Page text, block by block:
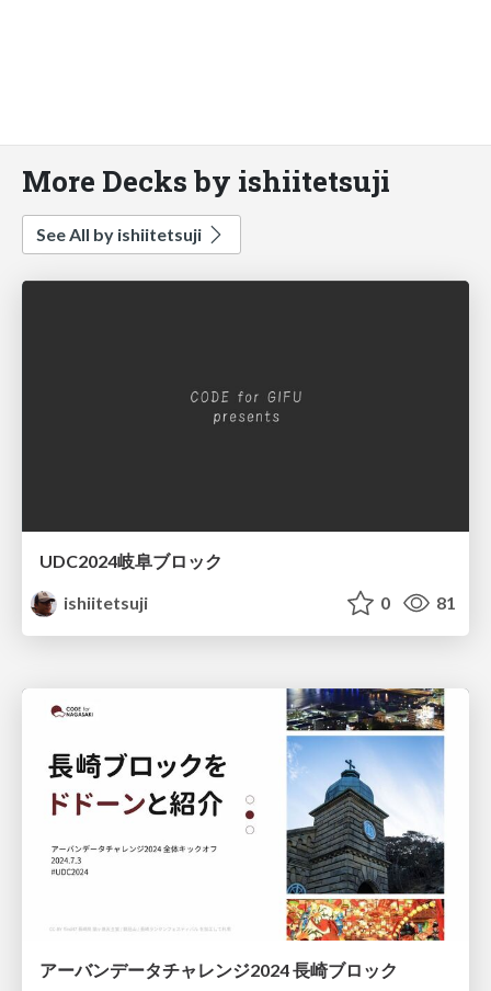
More Decks by ishiitetsuji
See All by ishiitetsuji
UDC2024岐阜ブロック
ishiitetsuji
0 81
アーバンデータチャレンジ2024 長崎ブロック